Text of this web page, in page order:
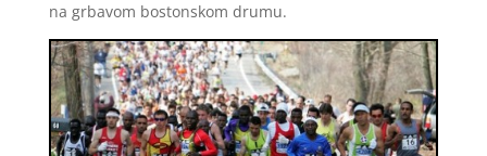
na grbavom bostonskom drumu.